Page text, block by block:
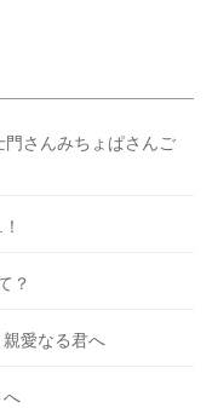
さんみちょぱさんご
？
愛なる君へ
へ